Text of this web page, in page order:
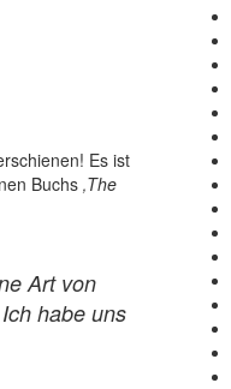
Es ist
Buchs ‚The
Art von
habe uns